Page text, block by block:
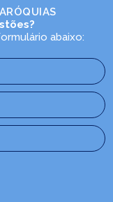
abaixo: